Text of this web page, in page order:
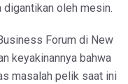
oleh mesin.
Forum di New
keyakinannya bahwa
masalah pelik saat ini